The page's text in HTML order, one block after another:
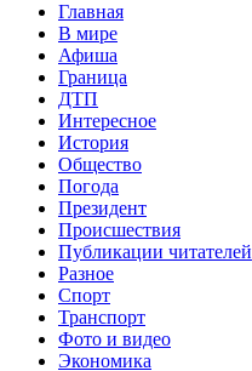
Главная
В мире
Афиша
Граница
ДТП
Интересное
История
Общество
Погода
Президент
Происшествия
Публикации читателей
Разное
Спорт
Транспорт
Фото и видео
Экономика